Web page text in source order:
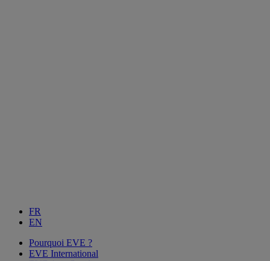
FR
EN
Pourquoi EVE ?
EVE International